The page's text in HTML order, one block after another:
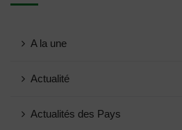
A la une
Actualité
Actualités des Pays